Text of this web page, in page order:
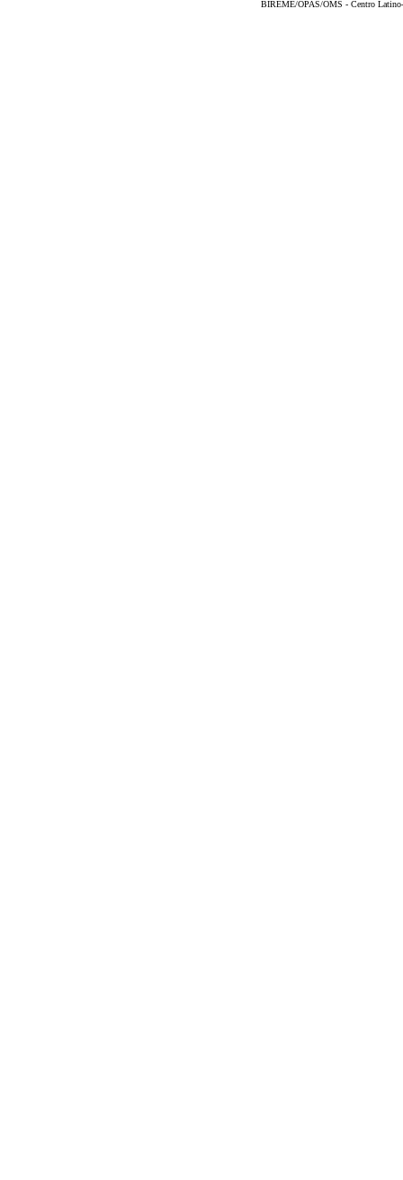
BIREME/OPAS/OMS - Centro Latino-